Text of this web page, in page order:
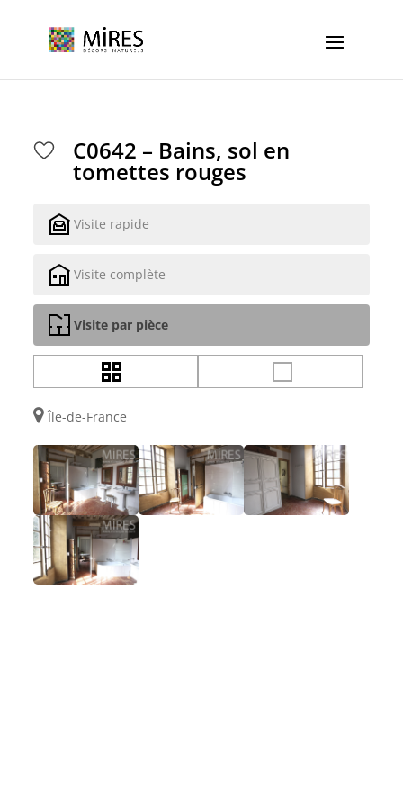
C0642 – Bains, sol en
tomettes rouges
Visite rapide
Visite complète
Visite par pièce
Île-de-France